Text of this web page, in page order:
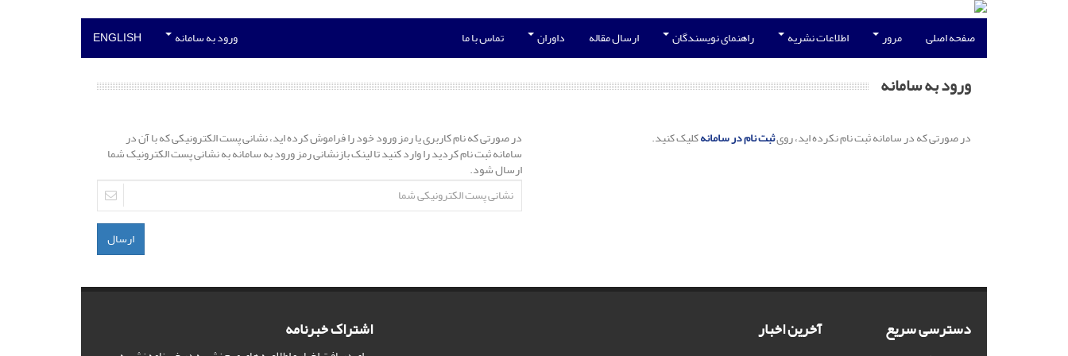
صفحه اصلی مرور اطلاعات نشریه راهنمای نویسندگان ارسال مقاله داوران تماس با ما ورود به سامانه ENGLISH
ورود به سامانه
در صورتی که در سامانه ثبت نام نکرده اید، رویثبت نام در سامانهکلیک کنید. در صورتی که نام کاربری یا رمز ورود خود را فراموش کرده اید، نشانی پست الکترونیکی که با آن در
سامانه ثبت نام کردید را وارد کنید تا لینک بازنشانی رمز ورود به سامانه به نشانی پست الکترونیک شما
ارسال شود.
ارسال
دسترسی سریع آخرین اخبار اشتراک خبرنامه